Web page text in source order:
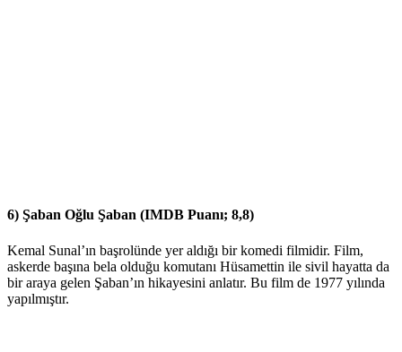
6) Şaban Oğlu Şaban (IMDB Puanı; 8,8)
Kemal Sunal’ın başrolünde yer aldığı bir komedi filmidir. Film,
askerde başına bela olduğu komutanı Hüsamettin ile sivil hayatta da
bir araya gelen Şaban’ın hikayesini anlatır. Bu film de 1977 yılında
yapılmıştır.